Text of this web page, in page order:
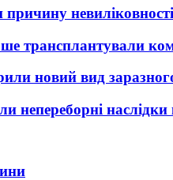
трансплантували
новий вид
непереборні наслідки